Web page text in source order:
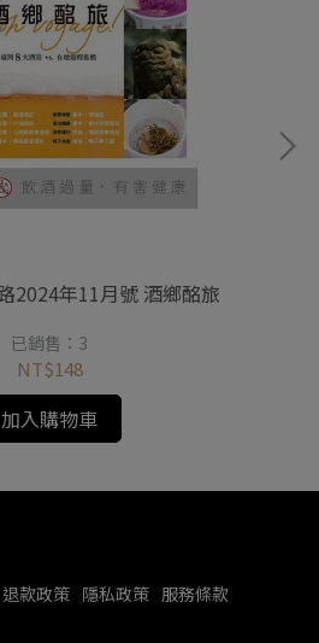
Vol.50 鄉間小路2024年11月號 酒鄉酩旅
已銷售：3
NT$148
加入購物車
退款政策 隱私政策 服務條款